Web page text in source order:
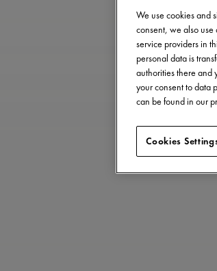
We use cookies and
consent, we also use
service providers in
personal data is
authorities there and
your consent to data
can be found in our
Cookies